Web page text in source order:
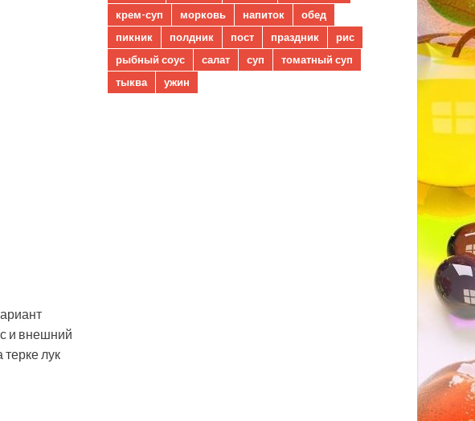
и внешний
лук
крем-суп
морковь напиток
обед
пикник
полдник пост праздник
рис
рыбный соус
салат суп
томатный суп
тыква
ужин